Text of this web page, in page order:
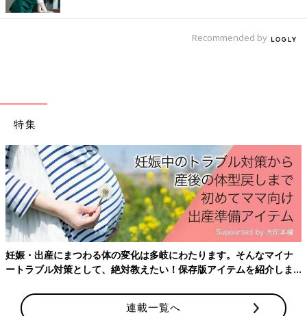
Recommended by
特集
妊娠・出産にまつわる体の変化は多岐にわたります。そんなマイナ
ートラブル対策として、絶対教えたい！保存版アイテムを紹介しま
連載一覧へ